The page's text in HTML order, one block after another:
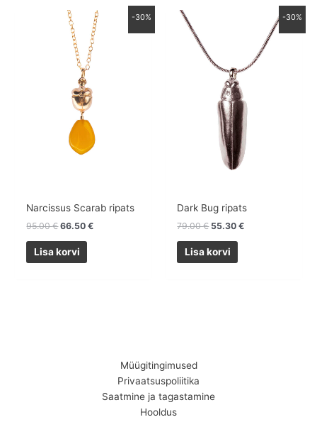
-30%
Narcissus Scarab ripats
95.00€
Algne
hind
oli:
95.00 €.
66.50€
Praegune
hind
on:
Lisa korvi
-30%
Dark Bug ripats
79.00€ 55.30€
Praegune
55.30 €.
Lisa korvi
Müügitingimused
Privaatsuspoliitika
Saatmine ja tagastamine
Hooldus